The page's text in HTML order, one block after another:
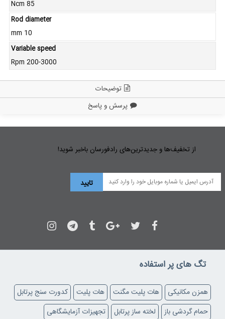
Ncm 85
Rod diameter
mm 10
Variable speed
Rpm 200-3000
توضیحات
پرسش و پاسخ
از تخفیف‌ها و جدیدترین‌های رادفورسان باخبر شوید!
تگ های پر استفاده
همزن مکانیکی هات پلیت مگنت هات پلیت
کدورت سنج پرتابل
حمام گردشی باز
لخته ساز پرتابل
تجهیزات آزمایشگاهی